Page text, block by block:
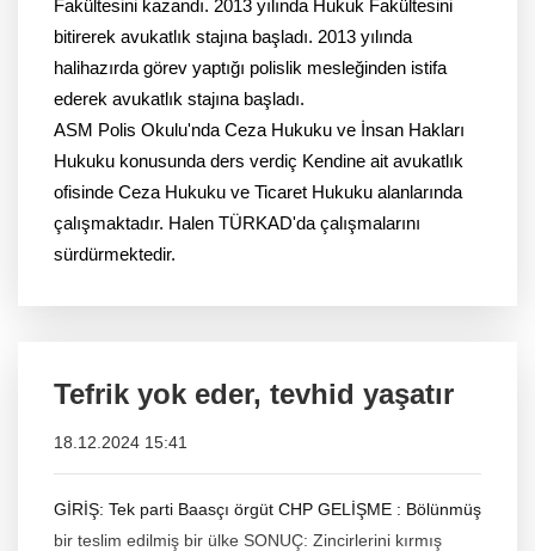
Fakültesini kazandı. 2013 yılında Hukuk Fakültesini
bitirerek avukatlık stajına başladı. 2013 yılında
halihazırda görev yaptığı polislik mesleğinden istifa
ederek avukatlık stajına başladı.
ASM Polis Okulu'nda Ceza Hukuku ve İnsan Hakları
Hukuku konusunda ders verdiç Kendine ait avukatlık
ofisinde Ceza Hukuku ve Ticaret Hukuku alanlarında
çalışmaktadır. Halen TÜRKAD'da çalışmalarını
sürdürmektedir.
Tefrik yok eder, tevhid yaşatır
18.12.2024 15:41
GİRİŞ: Tek parti Baasçı örgüt CHP GELİŞME : Bölünmüş
bir teslim edilmiş bir ülke SONUÇ: Zincirlerini kırmış